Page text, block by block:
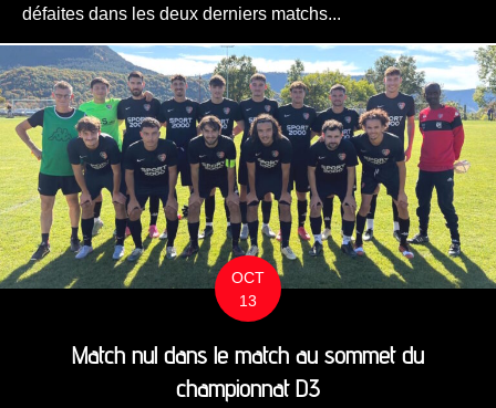
défaites dans les deux derniers matchs...
OCT
13
Match nul dans le match au sommet du
championnat D3